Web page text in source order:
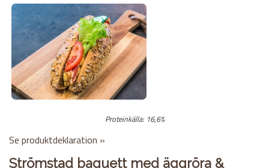
Proteinkälla: 16,6%
Se produktdeklaration »
Strömstad baguett med äggröra &